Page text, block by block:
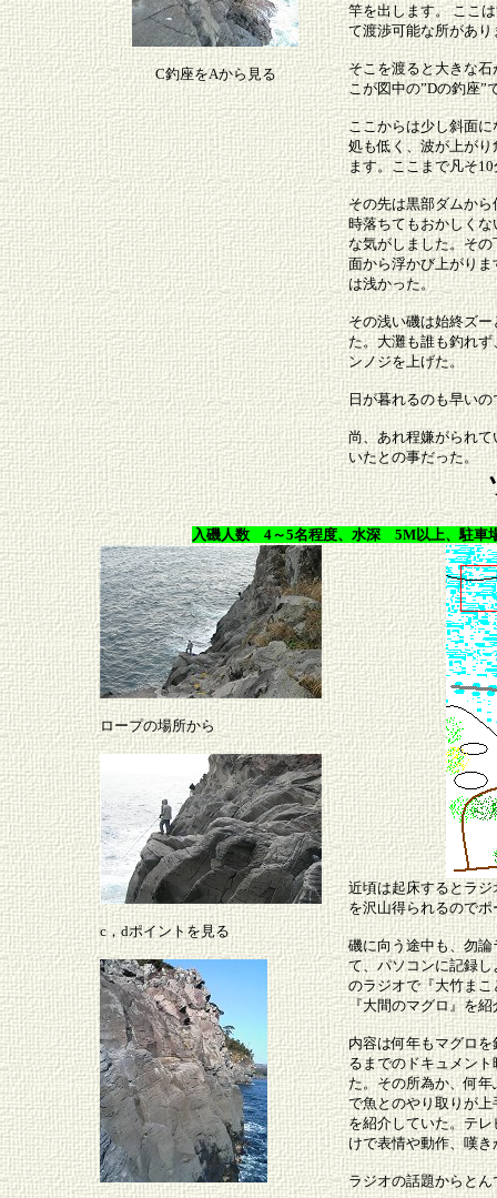
C釣座をAから見る
竿を出します。 ここ
て渡渉可能な所があ
そこを渡ると大きな
こが図中の”Dの釣座”
ここからは少し斜面
処も低く、波が上が
ます。ここまで凡そ
その先は黒部ダムか
時落ちてもおかしく
な気がしました。そ
面から浮かび上がり
は浅かった。
その浅い磯は始終ズ
た。大灘も誰も釣れ
ンノジを上げた。
日が暮れるのも早い
尚、あれ程嫌がられ
いたとの事だった。
入磯人数 4～5名程度、水深 5M以上、駐車
ロープの場所から
c，dポイントを見る
近頃は起床するとラ
を沢山得られるので
磯に向う途中も、勿
て、パソコンに記録
のラジオで『大竹ま
『大間のマグロ』を
内容は何年もマグロ
るまでのドキュメン
た。その所為か、何
で魚とのやり取りが
を紹介していた。テ
けで表情や動作、嘆
ラジオの話題からと